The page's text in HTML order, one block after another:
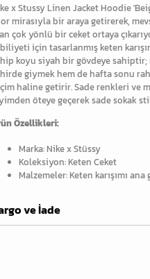
x Stussy Linen Jacket Hoodie
mirasıyla bir araya getirerek,
çok yönlü bir ceket ortaya
için tasarlanmış keten
koyu siyah bir gövdeye
giymek hem de hafta sonu
haline getirir. Sade renkleri ve
öteye geçerek sade sokak
Özellikleri:
Marka: Nike x Stüssy
Koleksiyon: Keten Ceket
Malzemeler: Keten karışımı
ve İade